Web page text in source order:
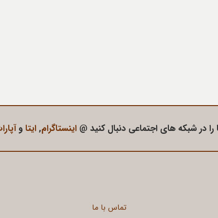
را در شبکه های اجتماعی دنبال کنید @ اینستاگرام, ایتاو
تماس با ما